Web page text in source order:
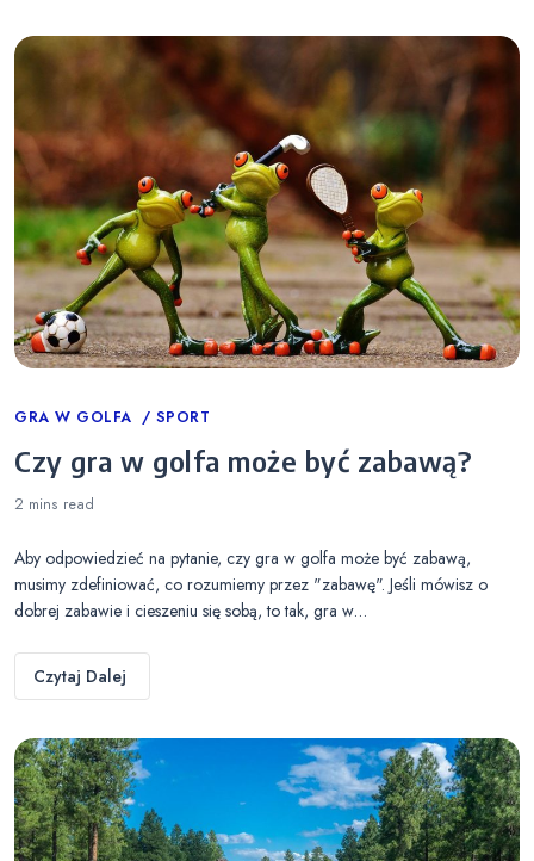
Categories
GRA W GOLFA SPORT
Czy gra w golfa może być zabawą?
2 mins read
Aby odpowiedzieć na pytanie, czy gra w golfa może być zabawą,
musimy zdefiniować, co rozumiemy przez "zabawę". Jeśli mówisz o
dobrej zabawie i cieszeniu się sobą, to tak, gra w…
Czytaj Dalej